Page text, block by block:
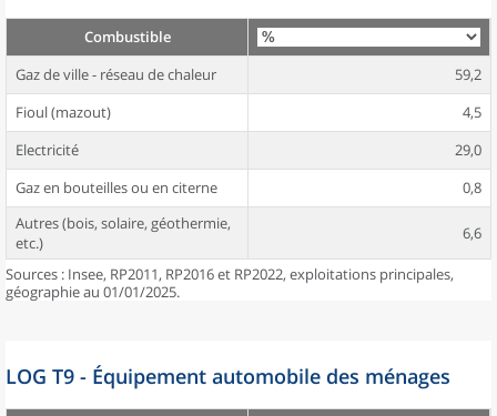
Combustible
Gaz de ville - réseau de chaleur
59,2
Fioul (mazout)
4,5
Electricité
29,0
Gaz en bouteilles ou en citerne
0,8
Autres (bois, solaire, géothermie,
etc.)
6,6
Sources : Insee, RP2011, RP2016 et RP2022, exploitations principales,
géographie au 01/01/2025.
LOG T9 - Équipement automobile des ménages